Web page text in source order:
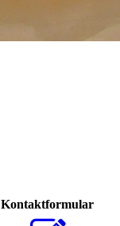
Kontaktformular